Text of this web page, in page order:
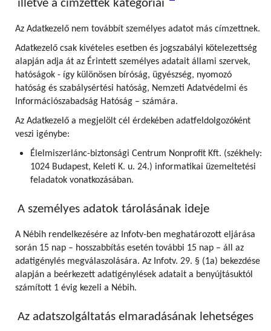
illetve a címzettek kategóriái
Az Adatkezelő nem továbbít személyes adatot más címzettnek.
Adatkezelő csak kivételes esetben és jogszabályi kötelezettség
alapján adja át az Érintett személyes adatait állami szervek,
hatóságok - így különösen bíróság, ügyészség, nyomozó
hatóság és szabálysértési hatóság, Nemzeti Adatvédelmi és
Információszabadság Hatóság – számára.
Az Adatkezelő a megjelölt cél érdekében adatfeldolgozóként
veszi igénybe:
Élelmiszerlánc-biztonsági Centrum Nonprofit Kft. (székhely:
1024 Budapest, Keleti K. u. 24.) informatikai üzemeltetési
feladatok vonatkozásában.
A személyes adatok tárolásának ideje
A Nébih rendelkezésére az Infotv-ben meghatározott eljárása
során 15 nap – hosszabbítás esetén további 15 nap – áll az
adatigénylés megválaszolására. Az Infotv. 29. § (1a) bekezdése
alapján a beérkezett adatigénylések adatait a benyújtásuktól
számított 1 évig kezeli a Nébih.
Az adatszolgáltatás elmaradásának lehetséges